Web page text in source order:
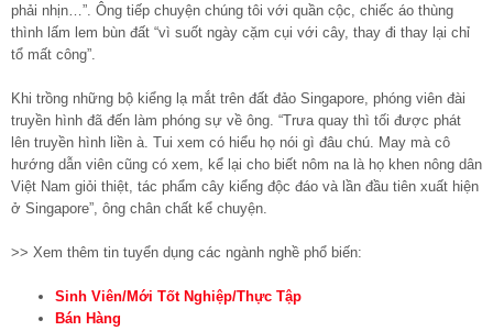
phải nhịn…”. Ông tiếp chuyện chúng tôi với quần cộc, chiếc áo thùng
thình lấm lem bùn đất “vì suốt ngày cặm cụi với cây, thay đi thay lại chỉ
tổ mất công”.
Khi trồng những bộ kiểng lạ mắt trên đất đảo Singapore, phóng viên đài
truyền hình đã đến làm phóng sự về ông. “Trưa quay thì tối được phát
lên truyền hình liền à. Tui xem có hiểu họ nói gì đâu chú. May mà cô
hướng dẫn viên cũng có xem, kể lại cho biết nôm na là họ khen nông dân
Việt Nam giỏi thiệt, tác phẩm cây kiểng độc đáo và lần đầu tiên xuất hiện
ở Singapore”, ông chân chất kể chuyện.
>> Xem thêm tin tuyển dụng các ngành nghề phổ biến:
Sinh Viên/Mới Tốt Nghiệp/Thực Tập
Bán Hàng